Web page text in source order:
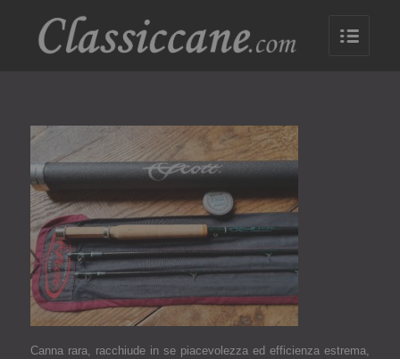
Canna rara, racchiude in se piacevolezza ed efficienza estrema,